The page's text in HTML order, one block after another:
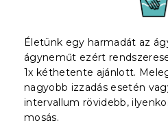
Életünk egy harmadát az
ágyneműt ezért
1x kéthetente ajánlott.
nagyobb izzadás esetén
intervallum rövidebb,
mosás.